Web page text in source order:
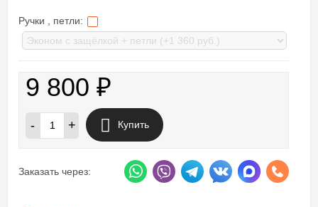
Ручки , петли:
9 800 ₽
- + Купить
Заказать через: